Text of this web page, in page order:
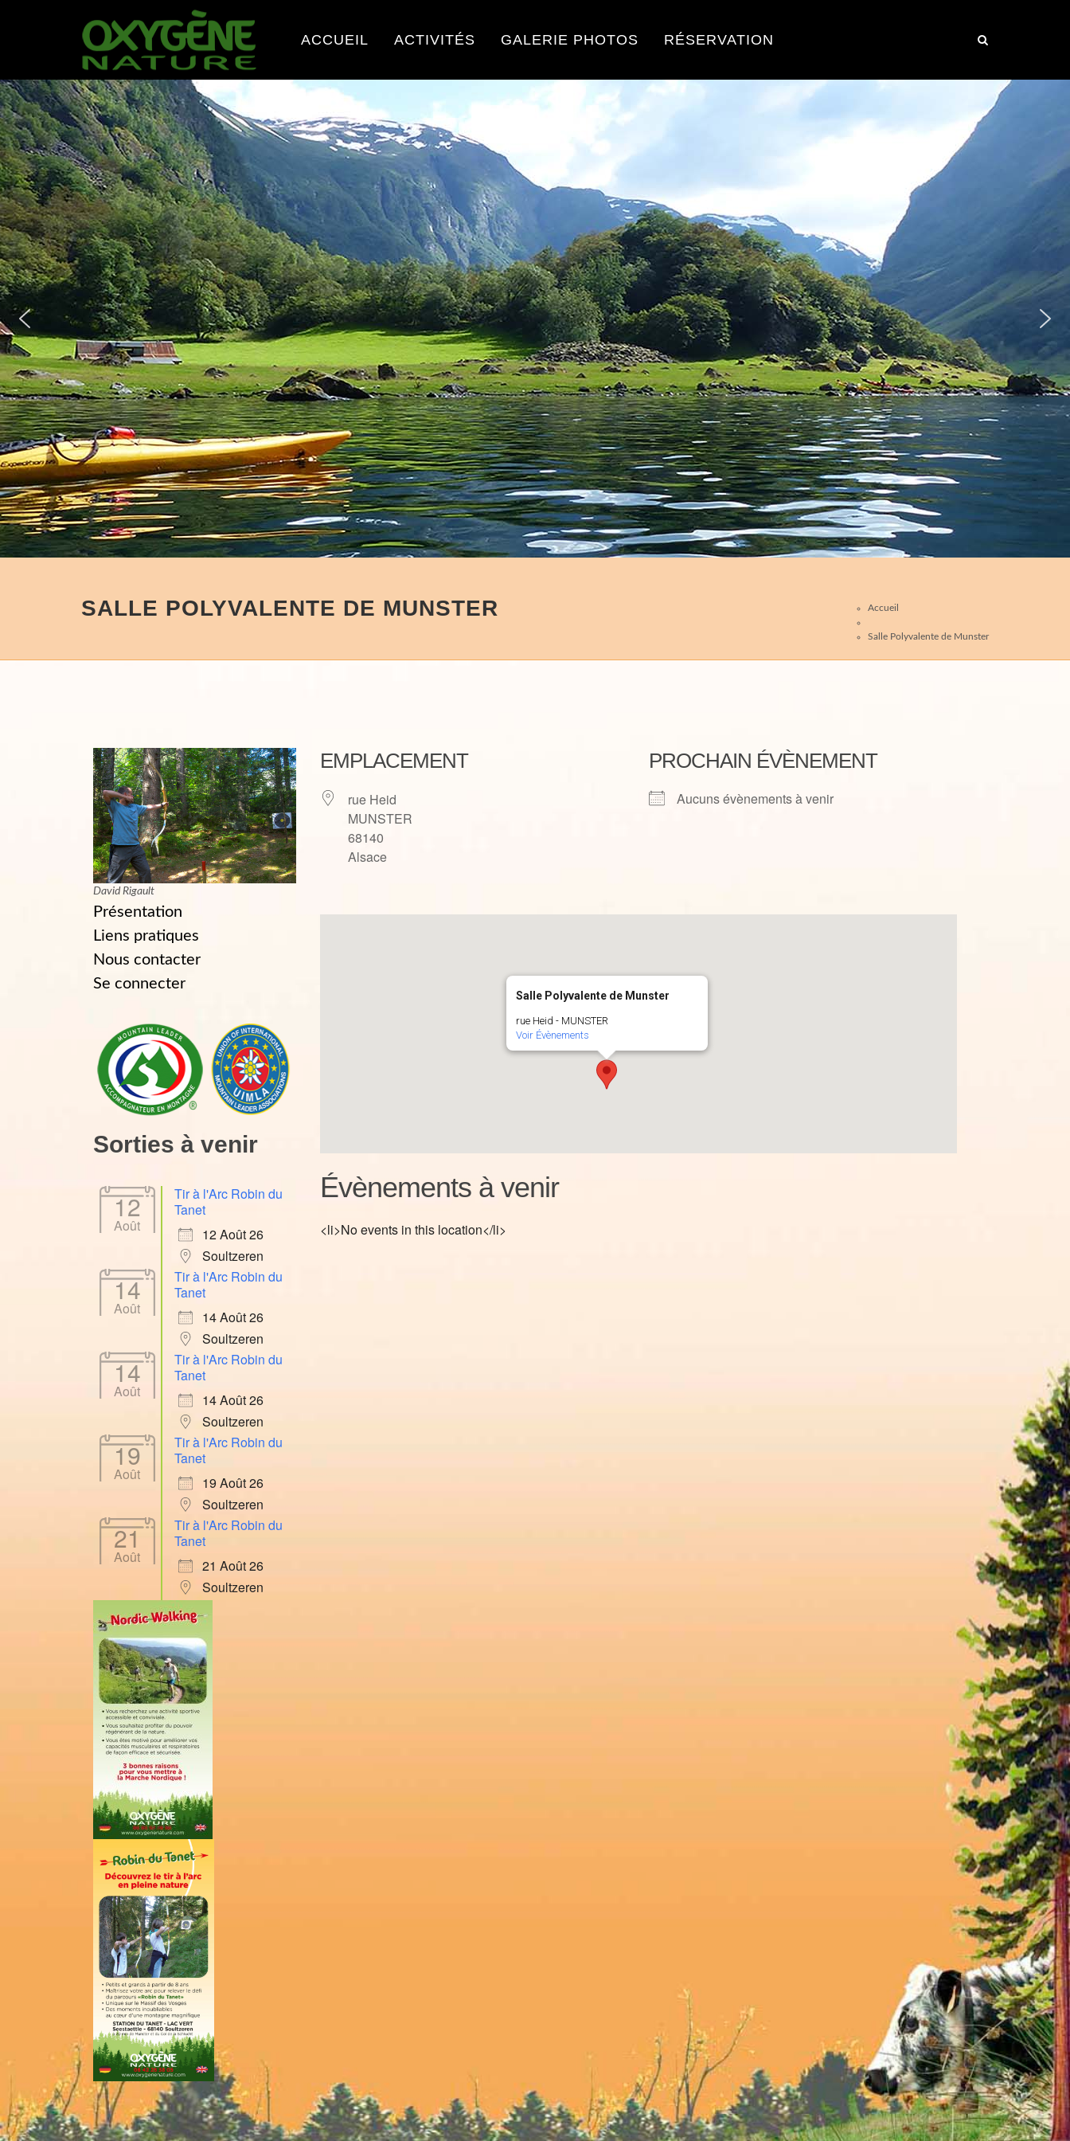
ACCUEIL ACTIVITÉS GALERIE PHOTOS RÉSERVATION
SALLE POLYVALENTE DE MUNSTER Accueil
Salle Polyvalente de Munster
EMPLACEMENT
rue Heid
MUNSTER
68140
Alsace
PROCHAIN ÉVÈNEMENT
Aucuns évènements à venir
Salle Polyvalente de Munster
rue Heid - MUNSTER
Voir Évènements
Évènements à venir
<li>No events in this location</li>
David Rigault
Présentation
Liens pratiques
Nous contacter
Se connecter
Sorties à venir
12
Août
Tir à l'Arc Robin du
Tanet
12 Août 26
Soultzeren
14
Août
Tir à l'Arc Robin du
Tanet
14 Août 26
Soultzeren
14
Août
Tir à l'Arc Robin du
Tanet
14 Août 26
Soultzeren
19
Août
Tir à l'Arc Robin du
Tanet
19 Août 26
Soultzeren
21
Août
Tir à l'Arc Robin du
Tanet
21 Août 26
Soultzeren